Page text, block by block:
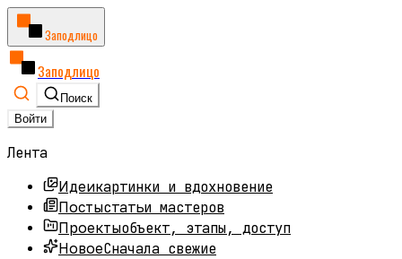
Заподлицо
Заподлицо
Поиск
Войти
Лента
Идеикартинки и вдохновение
Постыстатьи мастеров
Проектыобъект, этапы, доступ
НовоеСначала свежие